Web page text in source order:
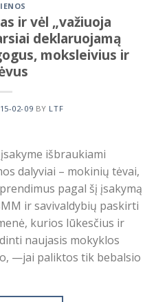
ir vėl „važiuoja
deklaruojamą
moksleivius ir
02-09 BY LTF
išbraukiami
dalyviai – mokinių tėvai,
pagal šį įsakymą
ir savivaldybių paskirti
kurios lūkesčius ir
naujasis mokyklos
—jai paliktos tik bebalsio